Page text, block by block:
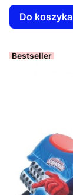
Do koszyka
Bestseller